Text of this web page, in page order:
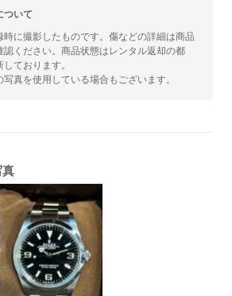
ついて
時に撮影したものです。傷などの詳細は商品
認ください。商品状態はレンタル返却の都
ております。
写真を使用している場合もございます。
真